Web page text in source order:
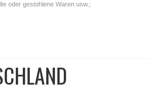
oder gestohlene Waren usw.;